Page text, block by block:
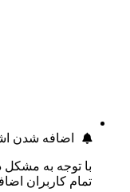
اضافه شدن
تمام کاربران